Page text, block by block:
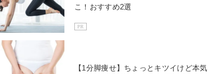
こ！おすすめ2選
PR
【1分脚痩せ】ちょっとキツイけど本気